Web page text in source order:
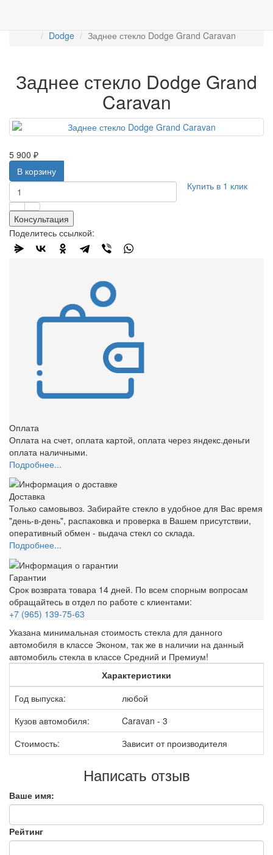
Dodge
Заднее стекло Dodge Grand Caravan
Заднее стекло Dodge Grand
Caravan
5 900 ₽
В корзину
Купить в 1 клик
Консультация
Поделитесь ссылкой:
Оплата
Оплата на счет, оплата картой, оплата через яндекс.деньги
оплата наличными.
Подробнее...
Доставка
Только самовывоз. Забирайте стекло в удобное для Вас время
"день-в-день", распаковка и проверка в Вашем присутствии,
оперативный обмен - выдача стекл со склада.
Подробнее...
Гарантии
Срок возврата товара 14 дней. По всем спорным вопросам
обращайтесь в отдел по работе с клиентами:
+7 (965) 139-75-63
Указана минимальная стоимость стекла для данного
автомобиля в классе Эконом, так же в наличии на данный
автомобиль стекла в классе Средний и Премиум!
Характеристики
Год выпуска:
любой
Кузов автомобиля:
Caravan - 3
Стоимость:
Зависит от производителя
Написать отзыв
Ваше имя:
Рейтинг